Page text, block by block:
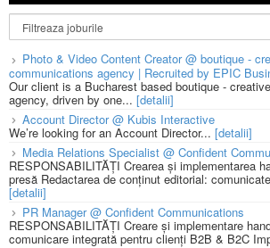
Photo & Video Content Creator @ boutique -
communications agency | Recruited by EPIC
Our client is a Bucharest based boutique -
agency, driven by one... [detalii]
Account Director @ Kubis Interactive
We’re looking for an Account Director... [detalii]
Media Relations Specialist @ Confident
RESPONSABILITĂȚI Crearea și implementarea
presă Redactarea de conținut editorial:
[detalii]
PR Manager @ Confident Communications
RESPONSABILITĂȚI Creare și implementare
comunicare integrată pentru clienți B2B & B2C